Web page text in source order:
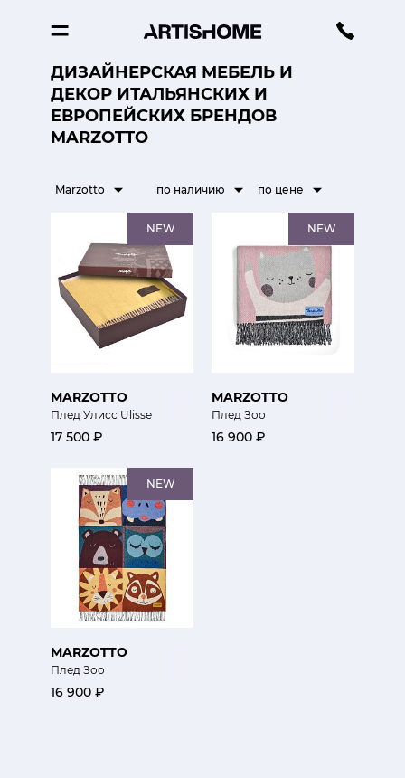
ДИЗАЙНЕРСКАЯ МЕБЕЛЬ И
ДЕКОР ИТАЛЬЯНСКИХ И
ЕВРОПЕЙСКИХ БРЕНДОВ
MARZOTTO
Marzotto по наличию по цене
NEW
MARZOTTO
Плед Улисс Ulisse
17 500 ₽
NEW
MARZOTTO
Плед Зоо
16 900 ₽
NEW
MARZOTTO
Плед Зоо
16 900 ₽